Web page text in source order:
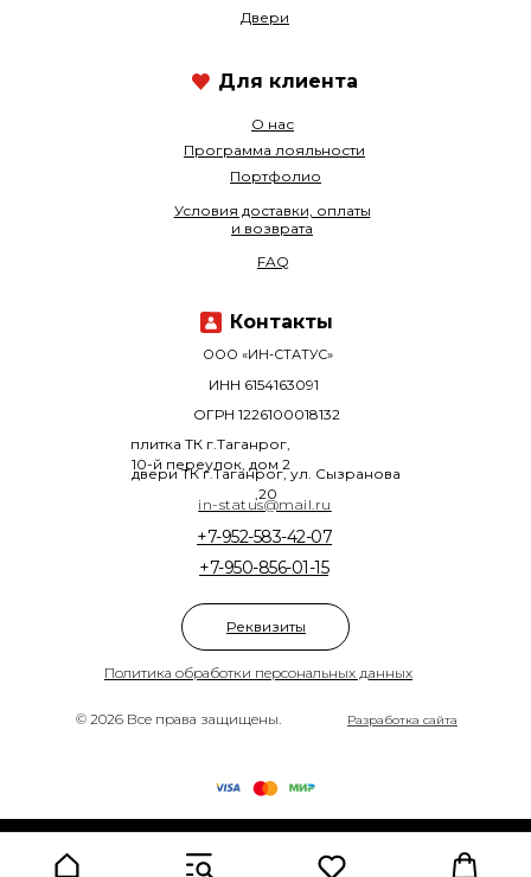
© 2026 Все права защищены.
Политика обработки персональных данных
+7-950-856-01-15
+7-952-583-42-07
О нас
Программа лояльности
Двери
Портфолио
ООО «ИН-СТАТУС»
плитка ТК г.Таганрог,
10-й переулок, дом 2
двери ТК г.Таганрог, ул. Сызранова
,20
ОГРН 1226100018132
ИНН 6154163091
Разработка сайта
Условия доставки, оплаты
и возврата
FAQ
in-status@mail.ru
Контакты
Для клиента
Реквизиты
Made on Tilda